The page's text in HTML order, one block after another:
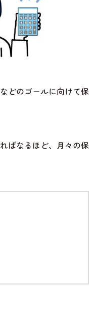
どのゴールに向けて保
ばなるほど、月々の保